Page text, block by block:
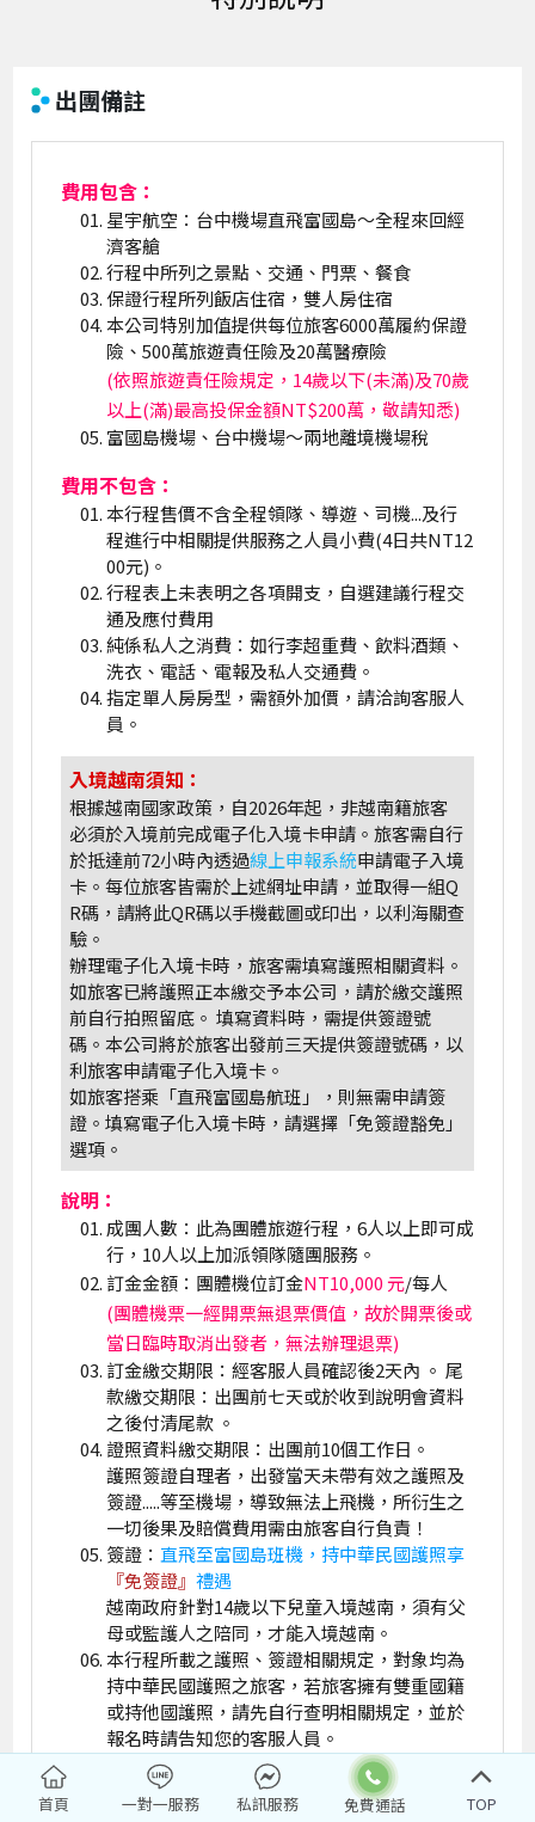
出團備註
費用包含：
星宇航空：台中機場直飛富國島～全程來回經
濟客艙
行程中所列之景點、交通、門票、餐食
保證行程所列飯店住宿，雙人房住宿
本公司特別加值提供每位旅客6000萬履約保證
險、500萬旅遊責任險及20萬醫療險
(依照旅遊責任險規定，14歲以下(未滿)及70歲
以上(滿)最高投保金額NT$200萬，敬請知悉)
富國島機場、台中機場～兩地離境機場稅
費用不包含：
本行程售價不含全程領隊、導遊、司機...及行
程進行中相關提供服務之人員小費(4日共NT12
00元)。
行程表上未表明之各項開支，自選建議行程交
通及應付費用
純係私人之消費：如行李超重費、飲料酒類、
洗衣、電話、電報及私人交通費。
指定單人房房型，需額外加價，請洽詢客服人
員。
入境越南須知：
根據越南國家政策，自2026年起，非越南籍旅客
必須於入境前完成電子化入境卡申請。旅客需自行
於抵達前72小時內透過線上申報系統申請電子入境
卡。每位旅客皆需於上述網址申請，並取得一組Q
R碼，請將此QR碼以手機截圖或印出，以利海關查
驗。
辦理電子化入境卡時，旅客需填寫護照相關資料。
如旅客已將護照正本繳交予本公司，請於繳交護照
前自行拍照留底。 填寫資料時，需提供簽證號
碼。本公司將於旅客出發前三天提供簽證號碼，以
利旅客申請電子化入境卡。
如旅客搭乘「直飛富國島航班」，則無需申請簽
證。填寫電子化入境卡時，請選擇「免簽證豁免」
選項。
說明：
成團人數：此為團體旅遊行程，6人以上即可成
行，10人以上加派領隊隨團服務。
訂金金額：團體機位訂金NT10,000 元/每人
(團體機票一經開票無退票價值，故於開票後或
當日臨時取消出發者，無法辦理退票)
訂金繳交期限：經客服人員確認後2天內 。 尾
款繳交期限：出團前七天或於收到說明會資料
之後付清尾款 。
證照資料繳交期限：出團前10個工作日。
護照簽證自理者，出發當天未帶有效之護照及
簽證.....等至機場，導致無法上飛機，所衍生之
一切後果及賠償費用需由旅客自行負責！
簽證： 直飛至富國島班機，持中華民國護照享
『免簽證』 禮遇
越南政府針對14歲以下兒童入境越南，須有父
母或監護人之陪同，才能入境越南。
本行程所載之護照、簽證相關規定，對象均為
持中華民國護照之旅客，若旅客擁有雙重國籍
或持他國護照，請先自行查明相關規定，並於
報名時請告知您的客服人員。
相關資訊請查詢：
內政部入出國及移民署全球
資訊網
首頁 一對一服務 私訊服務 TOP